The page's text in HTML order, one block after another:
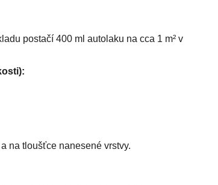
postačí 400 ml autolaku na cca 1 m² v
na tloušťce nanesené vrstvy.